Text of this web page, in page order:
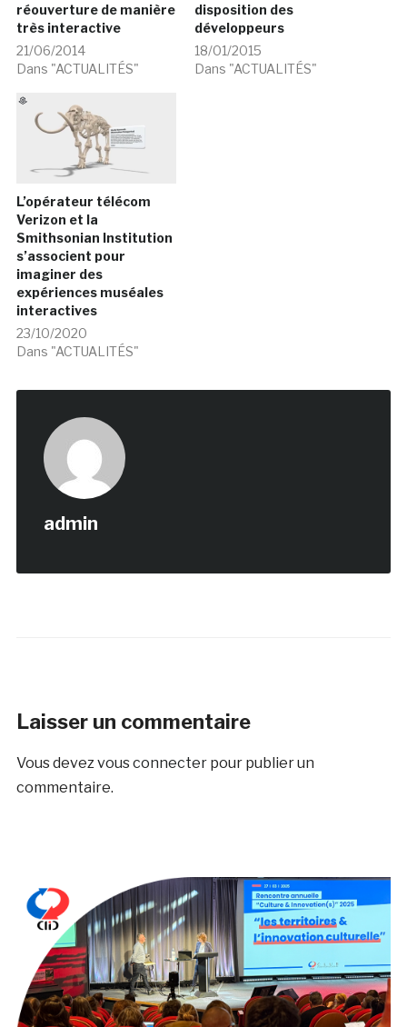
réouverture de manière
très interactive
21/06/2014
Dans "ACTUALITÉS"
disposition des
développeurs
18/01/2015
Dans "ACTUALITÉS"
L’opérateur télécom
Verizon et la
Smithsonian Institution
s’associent pour
imaginer des
expériences muséales
interactives
23/10/2020
Dans "ACTUALITÉS"
admin
Laisser un commentaire
Vous devezvous connecterpour publier un
commentaire.